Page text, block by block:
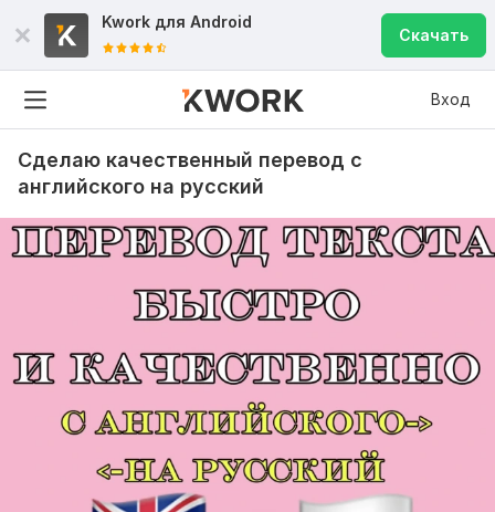
Kwork для Android
Скачать
Вход
Сделаю качественный перевод с
английского на русский